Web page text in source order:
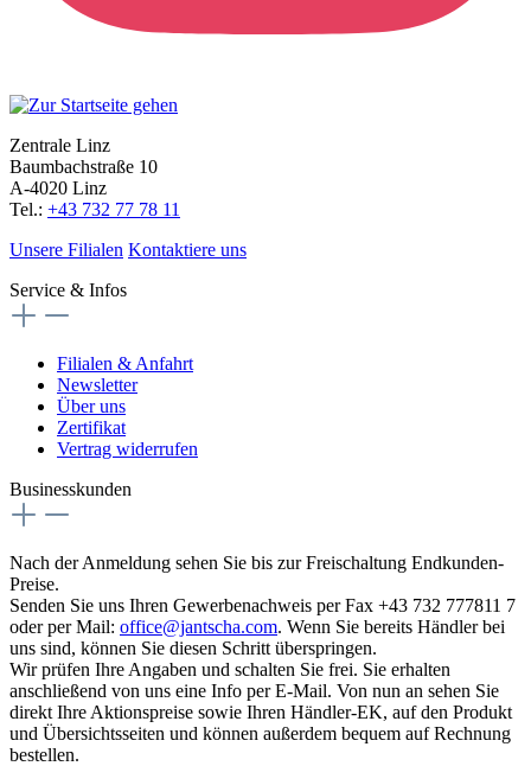
Zentrale Linz
Baumbachstraße 10
A-4020 Linz
Tel.: +43 732 77 78 11
Unsere Filialen Kontaktiere uns
Service & Infos
Filialen & Anfahrt
Newsletter
Über uns
Zertifikat
Vertrag widerrufen
Businesskunden
Nach der Anmeldung sehen Sie bis zur Freischaltung Endkunden-
Preise.
Senden Sie uns Ihren Gewerbenachweis per Fax +43 732 777811 7
oder per Mail: office@jantscha.com. Wenn Sie bereits Händler bei
uns sind, können Sie diesen Schritt überspringen.
Wir prüfen Ihre Angaben und schalten Sie frei. Sie erhalten
anschließend von uns eine Info per E-Mail. Von nun an sehen Sie
direkt Ihre Aktionspreise sowie Ihren Händler-EK, auf den Produkt
und Übersichtsseiten und können außerdem bequem auf Rechnung
bestellen.